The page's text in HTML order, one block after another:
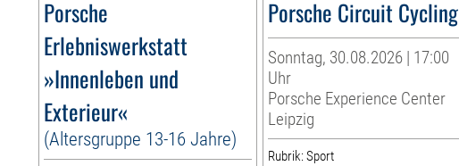
Porsche
Erlebniswerkstatt
»Innenleben und
Exterieur«
(Altersgruppe 13-16 Jahre)
Porsche Circuit Cycling
Sonntag, 30.08.2026 | 17:00
Uhr
Porsche Experience Center
Leipzig
Rubrik: Sport